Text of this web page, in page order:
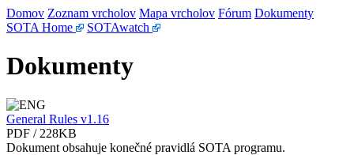
Domov Zoznam vrcholov Mapa vrcholov Fórum Dokumenty
SOTA Home
SOTAwatch
Dokumenty
General Rules v1.16
PDF / 228KB
Dokument obsahuje konečné pravidlá SOTA programu.